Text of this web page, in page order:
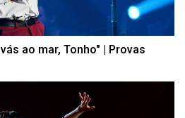
ao mar, Tonho" | Provas